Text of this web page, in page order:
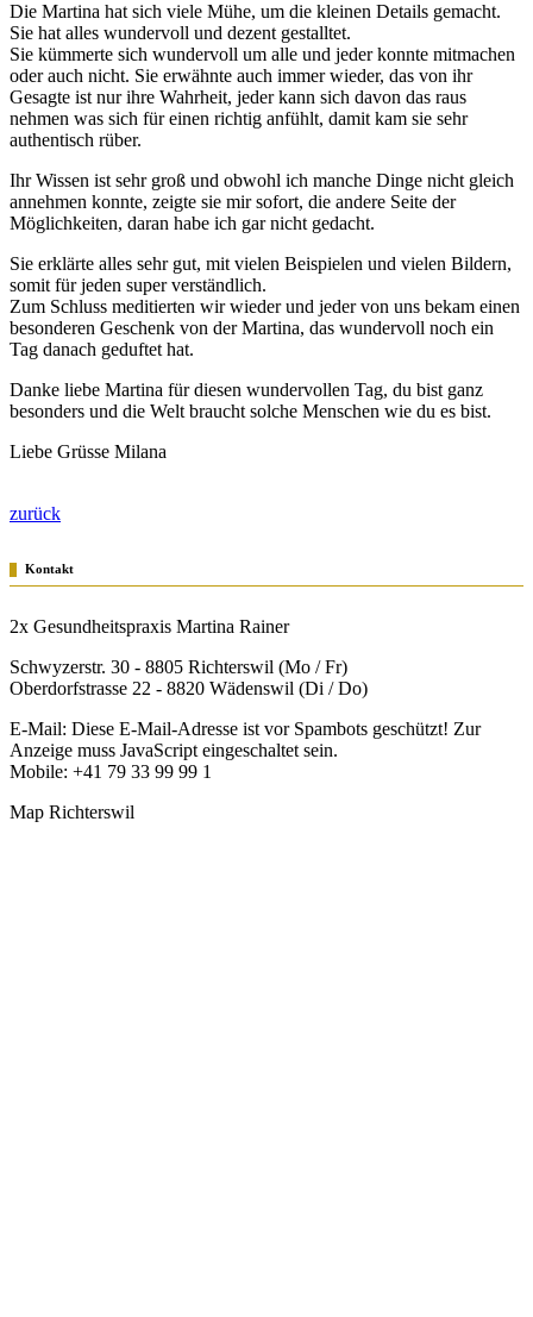
Die Martina hat sich viele Mühe, um die kleinen Details gemacht.
Sie hat alles wundervoll und dezent gestalltet.
Sie kümmerte sich wundervoll um alle und jeder konnte mitmachen
oder auch nicht. Sie erwähnte auch immer wieder, das von ihr
Gesagte ist nur ihre Wahrheit, jeder kann sich davon das raus
nehmen was sich für einen richtig anfühlt, damit kam sie sehr
authentisch rüber.
Ihr Wissen ist sehr groß und obwohl ich manche Dinge nicht gleich
annehmen konnte, zeigte sie mir sofort, die andere Seite der
Möglichkeiten, daran habe ich gar nicht gedacht.
Sie erklärte alles sehr gut, mit vielen Beispielen und vielen Bildern,
somit für jeden super verständlich.
Zum Schluss meditierten wir wieder und jeder von uns bekam einen
besonderen Geschenk von der Martina, das wundervoll noch ein
Tag danach geduftet hat.
Danke liebe Martina für diesen wundervollen Tag, du bist ganz
besonders und die Welt braucht solche Menschen wie du es bist.
Liebe Grüsse Milana
zurück
Kontakt
2x Gesundheitspraxis Martina Rainer
Schwyzerstr. 30 - 8805 Richterswil (Mo / Fr)
Oberdorfstrasse 22 - 8820 Wädenswil (Di / Do)
E-Mail: Diese E-Mail-Adresse ist vor Spambots geschützt! Zur
Anzeige muss JavaScript eingeschaltet sein.
Mobile: +41 79 33 99 99 1
Map Richterswil